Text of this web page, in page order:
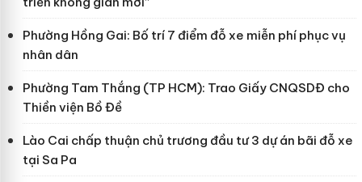
Phường Hồng Gai: Bố trí 7 điểm đỗ xe miễn phí phục vụ
nhân dân
Phường Tam Thắng (TP HCM): Trao Giấy CNQSDĐ cho
Thiền viện Bồ Đề
Lào Cai chấp thuận chủ trương đầu tư 3 dự án bãi đỗ xe
tại Sa Pa